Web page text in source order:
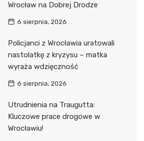
Wrocław na Dobrej Drodze
6 sierpnia, 2026
Policjanci z Wrocławia uratowali
nastolatkę z kryzysu – matka
wyraża wdzięczność
6 sierpnia, 2026
Utrudnienia na Traugutta:
Kluczowe prace drogowe w
Wrocławiu!